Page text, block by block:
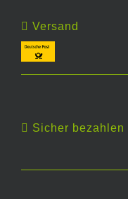
Versand
Sicher bezahlen